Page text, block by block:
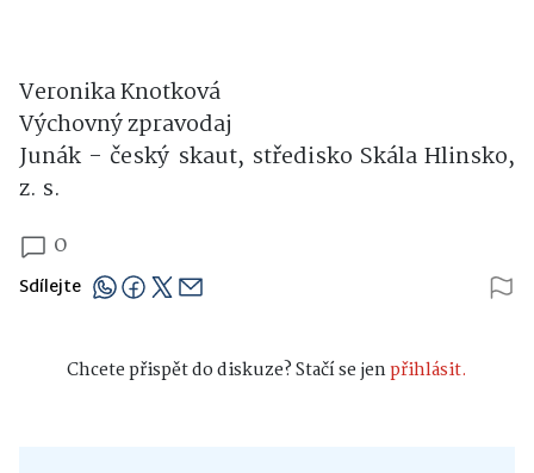
Veronika Knotková
Výchovný zpravodaj
Junák - český skaut, středisko Skála Hlinsko,
z. s.
0
Sdílejte
Chcete přispět do diskuze? Stačí se jenpřihlásit.